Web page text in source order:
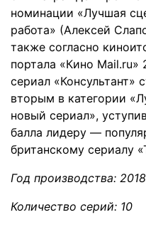
номинации «Лучшая
работа» (Алексей
также согласно
портала «Кино Mail.ru»
сериал «Консультант»
вторым в категории
новый сериал»,
балла лидеру —
британскому сериалу
Год производства: 2018
Количество серий: 10